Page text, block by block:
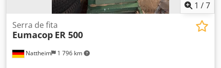
1 /7
Nattheim 1 796 km
Serra de fita
Eumacop ER 500